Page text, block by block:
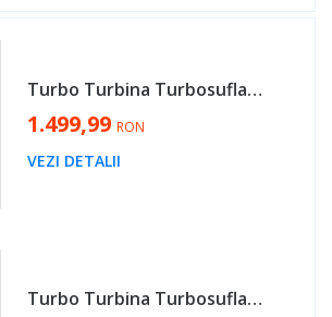
Turbo Turbina Turbosuflanta BMW Seria 1 F20 F21 2.0 Diesel N47 2010 - 2019 Cod 851947503D, 49335-00635 [MX0771]
1.499,99 RON
VEZI DETALII
Turbo Turbina Turbosuflanta BMW X3 F25 2.0 Diesel N47 2010 - 2017 Cod 851947503D, 49335-00635 [MX0771]